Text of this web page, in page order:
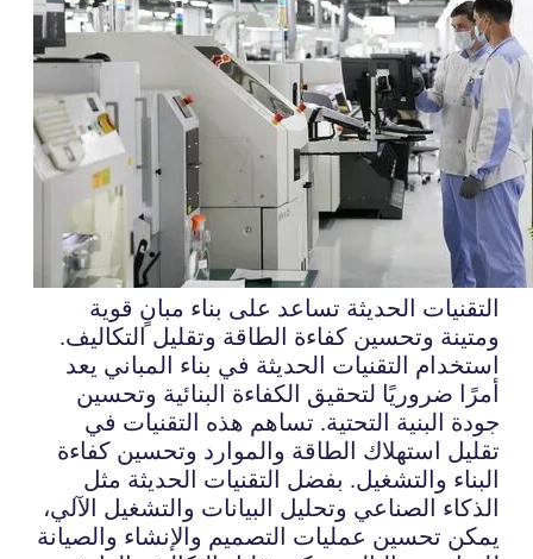
التقنيات الحديثة تساعد على بناء مبانٍ قوية
ومتينة وتحسين كفاءة الطاقة وتقليل التكاليف.
استخدام التقنيات الحديثة في بناء المباني يعد
أمرًا ضروريًا لتحقيق الكفاءة البنائية وتحسين
جودة البنية التحتية. تساهم هذه التقنيات في
تقليل استهلاك الطاقة والموارد وتحسين كفاءة
البناء والتشغيل. بفضل التقنيات الحديثة مثل
الذكاء الصناعي وتحليل البيانات والتشغيل الآلي،
يمكن تحسين عمليات التصميم والإنشاء والصيانة